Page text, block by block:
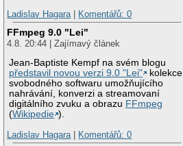
Ladislav Hagara| Komentářů: 0
FFmpeg 9.0 "Lei"
4.8. 20:44 | Zajímavý článek
Jean-Baptiste Kempf na svém blogu
představil novou verzi 9.0 "Lei"
kolekce
svobodného softwaru umožňujícího
nahrávání, konverzi a streamovaní
digitálního zvuku a obrazu FFmpeg
(Wikipedie ).
Ladislav Hagara| Komentářů: 0